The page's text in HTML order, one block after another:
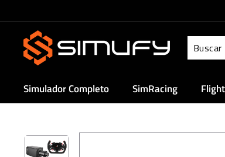
directamente
contenido
S
i
m
u
f
Simulador Completo SimRacing